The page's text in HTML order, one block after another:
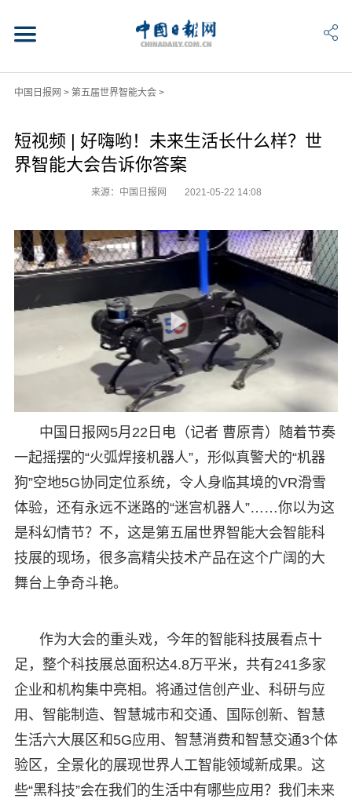
中国日报网 > 第五届世界智能大会>
短视频 | 好嗨哟！未来生活长什么样？世
界智能大会告诉你答案
来源：中国日报网 2021-05-22 14:08
中国日报网5月22日电（记者 曹原青）随着节奏
一起摇摆的“火弧焊接机器人”，形似真警犬的“机器
狗”空地5G协同定位系统，令人身临其境的VR滑雪
体验，还有永远不迷路的“迷宫机器人”……你以为这
是科幻情节？不，这是第五届世界智能大会智能科
技展的现场，很多高精尖技术产品在这个广阔的大
舞台上争奇斗艳。
作为大会的重头戏，今年的智能科技展看点十
足，整个科技展总面积达4.8万平米，共有241多家
企业和机构集中亮相。将通过信创产业、科研与应
用、智能制造、智慧城市和交通、国际创新、智慧
生活六大展区和5G应用、智慧消费和智慧交通3个体
验区，全景化的展现世界人工智能领域新成果。这
些“黑科技”会在我们的生活中有哪些应用？我们未来